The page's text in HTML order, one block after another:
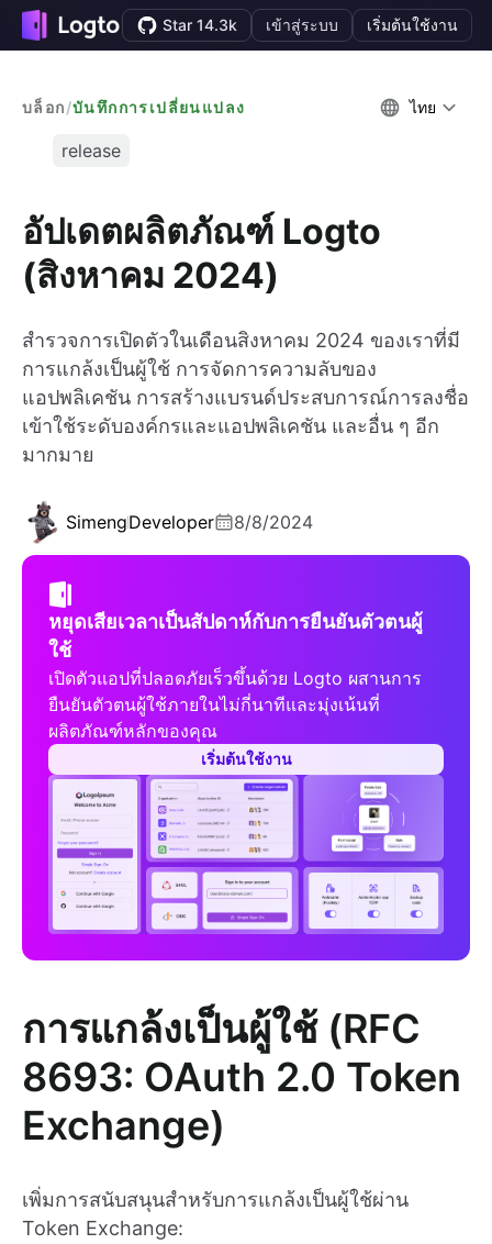
Star 14.3k เข้าสู่ระบบ เริ่มต้นใช้งาน
บล็อก/บันทึกการเปลี่ยนแปลง ไทย
release
อัปเดตผลิตภัณฑ์ Logto
(สิงหาคม 2024)
สำรวจการเปิดตัวในเดือนสิงหาคม 2024 ของเราที่มี
การแกล้งเป็นผู้ใช้ การจัดการความลับของ
แอปพลิเคชัน การสร้างแบรนด์ประสบการณ์การลงชื่อ
เข้าใช้ระดับองค์กรและแอปพลิเคชัน และอื่น ๆ อีก
มากมาย
SimengDeveloper 8/8/2024
หยุดเสียเวลาเป็นสัปดาห์กับการยืนยันตัวตนผู้
ใช้
เปิดตัวแอปที่ปลอดภัยเร็วขึ้นด้วย Logto ผสานการ
ยืนยันตัวตนผู้ใช้ภายในไม่กี่นาทีและมุ่งเน้นที่
ผลิตภัณฑ์หลักของคุณ
เริ่มต้นใช้งาน
การแกล้งเป็นผู้ใช้ (RFC
8693: OAuth 2.0 Token
Exchange)
เพิ่มการสนับสนุนสำหรับการแกล้งเป็นผู้ใช้ผ่าน
Token Exchange: